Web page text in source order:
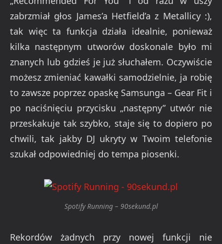
zabrzmiał głos James’a Hetfield’a z Metallicy :),
tak więc ta funkcja działa idealnie, ponieważ
kilka następnym utworów doskonale było mi
znanych lub gdzieś je już słuchałem. Oczywiście
możesz zmieniać kawałki samodzielnie, ja robię
to zawsze poprzez opaskę Samsunga – Gear Fit i
po naciśnięciu przycisku „następny” utwór nie
przeskakuje tak szybko, staje się to dopiero po
chwili, tak jakby DJ ukryty w Twoim telefonie
szukał odpowiedniej do tempa piosenki.
Spotify Running – 90sekund.pl
Rekordów żadnych przy nowej funkcji nie